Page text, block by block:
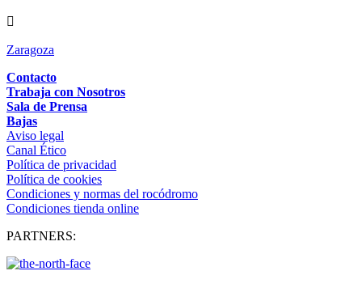

Zaragoza
Contacto
Trabaja con Nosotros
Sala de Prensa
Bajas
Aviso legal
Canal Ético
Política de privacidad
Política de cookies
Condiciones y normas del rocódromo
Condiciones tienda online
PARTNERS: